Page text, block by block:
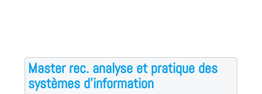
Master rec. analyse et pratique des
systèmes d'information